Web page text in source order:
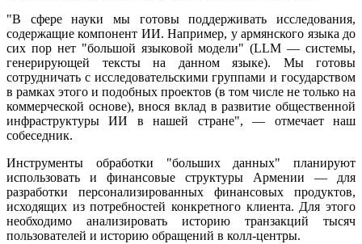
"В сфере науки мы готовы поддерживать исследования,
содержащие компонент ИИ. Например, у армянского языка до
сих пор нет "большой языковой модели" (LLM — системы,
генерирующей тексты на данном языке). Мы готовы
сотрудничать с исследовательскими группами и государством
в рамках этого и подобных проектов (в том числе не только на
коммерческой основе), внося вклад в развитие общественной
инфраструктуры ИИ в нашей стране", — отмечает наш
собеседник.
Инструменты обработки "больших данных" планируют
использовать и финансовые структуры Армении — для
разработки персонализированных финансовых продуктов,
исходящих из потребностей конкретного клиента. Для этого
необходимо анализировать историю транзакций тысяч
пользователей и историю обращений в колл-центры.